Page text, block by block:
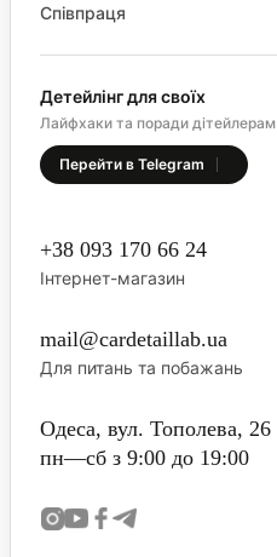
+38 093 170 66 24
Інтернет-магазин
mail@cardetaillab.ua
Для питань та побажань
Одеса, вул. Тополева, 26
пн—сб з 9:00 до 19:00
Співпраця
Детейлінг для своїх
Лайфхаки та поради дітейлерам
Перейти в Telegram